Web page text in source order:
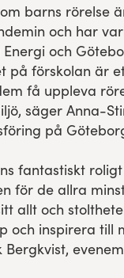
barns rörelse
och har
och
på förskolan är
få uppleva
säger Anna-
på
fantastiskt
för de allra
allt och
och inspirera till
Bergkvist,